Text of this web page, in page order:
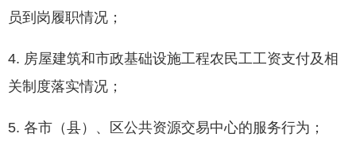
员到岗履职情况；
4. 房屋建筑和市政基础设施工程农民工工资支付及相
关制度落实情况；
5. 各市（县）、区公共资源交易中心的服务行为；